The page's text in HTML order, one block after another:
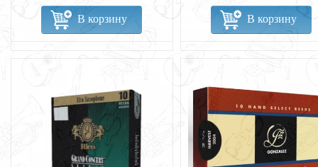
В корзину В корзину